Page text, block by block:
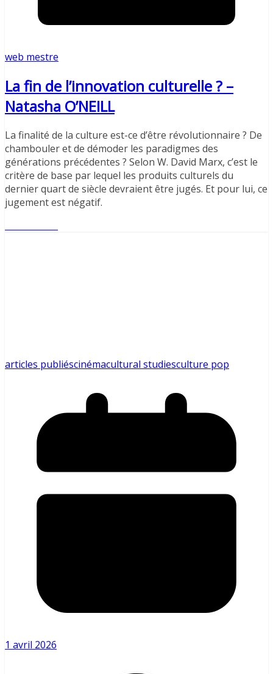
web mestre
La fin de l’innovation culturelle ? –
Natasha O’NEILL
La finalité de la culture est-ce d’être révolutionnaire ? De
chambouler et de démoder les paradigmes des
générations précédentes ? Selon W. David Marx, c’est le
critère de base par lequel les produits culturels du
dernier quart de siècle devraient être jugés. Et pour lui, ce
jugement est négatif.
articles publiéscinémacultural studiesculture pop
1 avril 2026